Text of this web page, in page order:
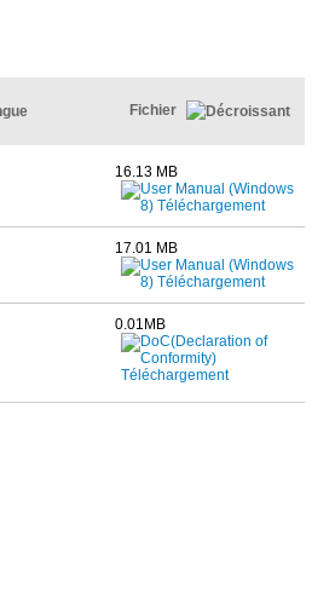
Fichier
16.13 MB
17.01 MB
0.01MB